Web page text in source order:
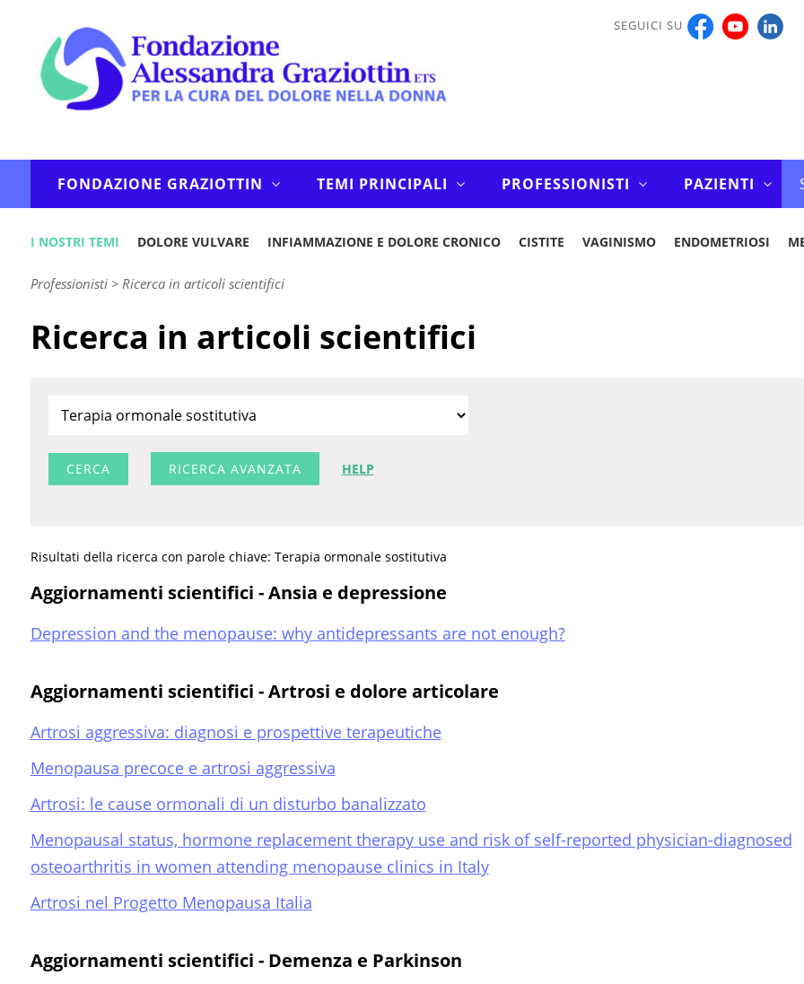
SEGUICI SU
FONDAZIONE GRAZIOTTIN TEMI PRINCIPALI PROFESSIONISTI PAZIENTI
I NOSTRI TEMI DOLORE VULVARE INFIAMMAZIONE E DOLORE CRONICO CISTITE VAGINISMO ENDOMETRIOSI
Professionisti> Ricerca in articoli scientifici
Ricerca in articoli scientifici
RICERCA AVANZATA HELP
Risultati della ricerca con parole chiave: Terapia ormonale sostitutiva
Aggiornamenti scientifici - Ansia e depressione
Depression and the menopause: why antidepressants are not enough?
Aggiornamenti scientifici - Artrosi e dolore articolare
Artrosi aggressiva: diagnosi e prospettive terapeutiche
Menopausa precoce e artrosi aggressiva
Artrosi: le cause ormonali di un disturbo banalizzato
Menopausal status, hormone replacement therapy use and risk of self-reported physician-diagnosed
osteoarthritis in women attending menopause clinics in Italy
Artrosi nel Progetto Menopausa Italia
Aggiornamenti scientifici - Demenza e Parkinson